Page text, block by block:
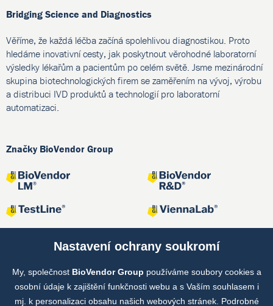
Bridging Science and Diagnostics
Věříme, že každá léčba začíná spolehlivou diagnostikou. Proto
hledáme inovativní cesty, jak poskytnout věrohodné laboratorní
výsledky lékařům a pacientům po celém světě. Jsme mezinárodní
skupina biotechnologických firem se zaměřením na vývoj, výrobu
a distribuci IVD produktů a technologií pro laboratorní
automatizaci.
Značky BioVendor Group
Společné projekty
Nastavení ochrany soukromí
My, společnost BioVendor Group používáme soubory cookies a
osobní údaje k zajištění funkčnosti webu a s Vaším souhlasem i
mj. k personalizaci obsahu našich webových stránek. Podrobné